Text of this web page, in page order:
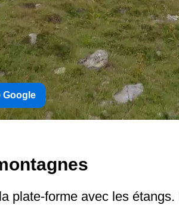
Google
plate-forme avec les